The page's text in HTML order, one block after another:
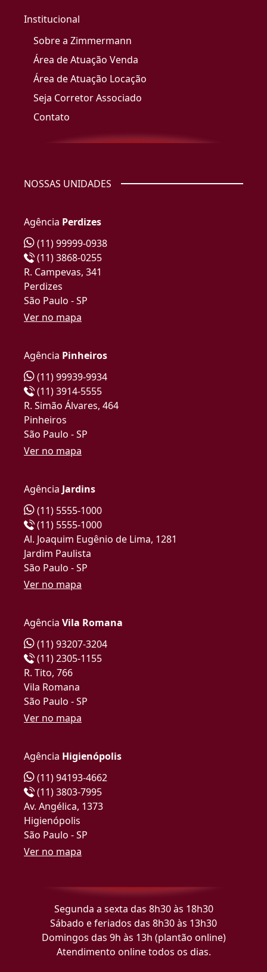
Institucional
Sobre a Zimmermann
Área de Atuação Venda
Área de Atuação Locação
Seja Corretor Associado
Contato
NOSSAS UNIDADES
Agência Perdizes
(11) 99999-0938
(11) 3868-0255
R. Campevas, 341
Perdizes
São Paulo - SP
Ver no mapa
Agência Pinheiros
(11) 99939-9934
(11) 3914-5555
R. Simão Álvares, 464
Pinheiros
São Paulo - SP
Ver no mapa
Agência Jardins
(11) 5555-1000
(11) 5555-1000
Al. Joaquim Eugênio de Lima, 1281
Jardim Paulista
São Paulo - SP
Ver no mapa
Agência Vila Romana
(11) 93207-3204
(11) 2305-1155
R. Tito, 766
Vila Romana
São Paulo - SP
Ver no mapa
Agência Higienópolis
(11) 94193-4662
(11) 3803-7995
Av. Angélica, 1373
Higienópolis
São Paulo - SP
Ver no mapa
Segunda a sexta das 8h30 às 18h30
Sábado e feriados das 8h30 às 13h30
Domingos das 9h às 13h (plantão online)
Atendimento online todos os dias.